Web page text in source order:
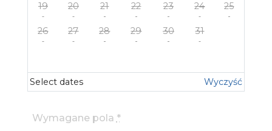
19 20 21 22 23 24 25
26 27 28 29 30 31
Select dates Wyczyść
Wymagane pola *